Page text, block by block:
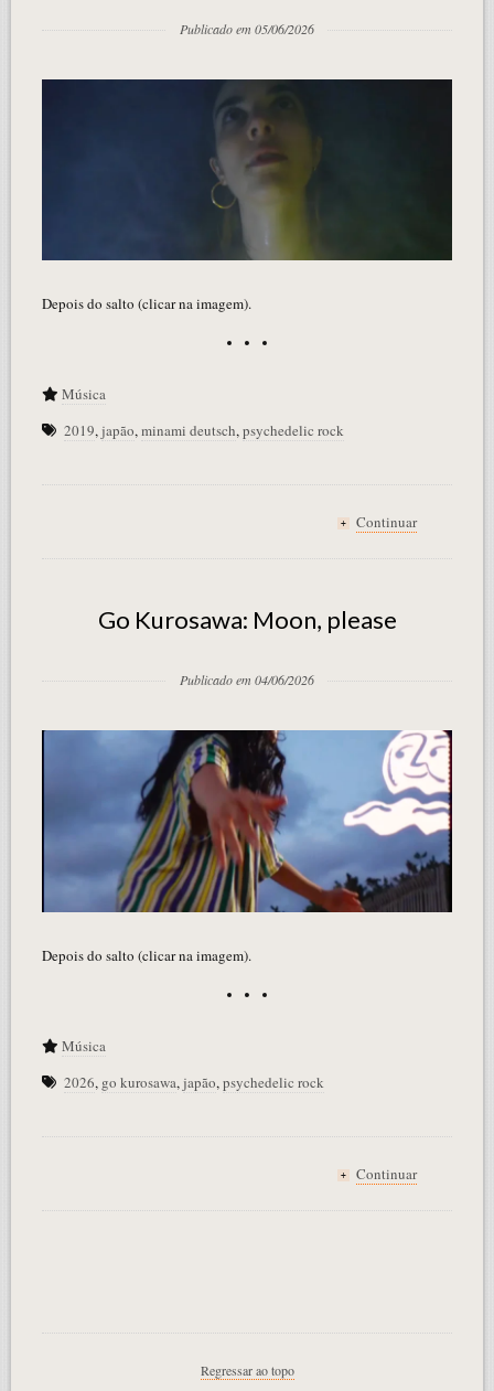
Publicado em 05/06/2026
Depois do salto (clicar na imagem).
Música
2019,japão,minami deutsch,psychedelic rock
+ Continuar
Go Kurosawa: Moon, please
Publicado em 04/06/2026
Depois do salto (clicar na imagem).
Música
2026, go kurosawa,japão,psychedelic rock
+ Continuar
Regressar ao topo